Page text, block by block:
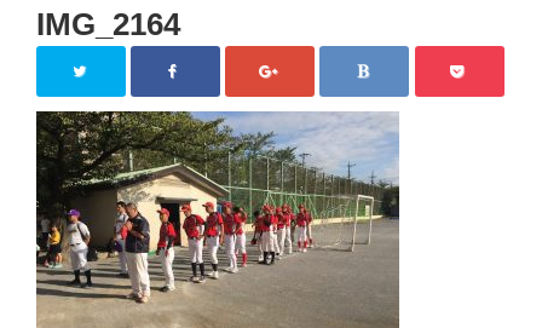
患者様の声
アクセス
院長プロフィール
blog
Close
IMG_2164